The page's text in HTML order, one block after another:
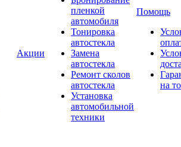
Акции
пленкой
автомобиля
Тонировка
автостекла
Замена
автостекла
Ремонт сколов
автостекла
Установка
автомобильной
техники
Помощь
на